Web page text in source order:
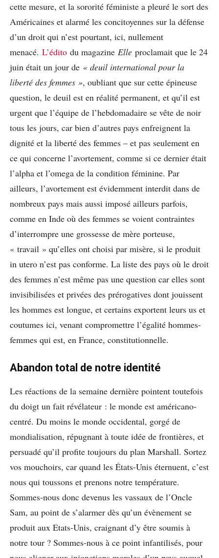
cette mesure, et la sororité féministe a pleuré le sort des
Américaines et alarmé les concitoyennes sur la défense
d’un droit qui n’est pourtant, ici, nullement
menacé. L’édito du magazine Elle proclamait que le 24
juin était un jour de « deuil international pour la
liberté des femmes », oubliant que sur cette épineuse
question, le deuil est en réalité permanent, et qu’il est
urgent que l’équipe de l’hebdomadaire se vête de noir
tous les jours, car bien d’autres pays enfreignent la
dignité et la liberté des femmes – et pas seulement en
ce qui concerne l’avortement, comme si ce dernier était
l’alpha et l’omega de la condition féminine. Par
ailleurs, l’avortement est évidemment interdit dans de
nombreux pays mais aussi imposé ailleurs parfois,
comme en Inde où des femmes se voient contraintes
d’interrompre une grossesse de mère porteuse,
« travail » qu’elles ont choisi par misère, si le produit
in utero n’est pas conforme. La liste des pays où le droit
des femmes n’est même pas une question car elles sont
invisibilisées et privées des prérogatives dont jouissent
les hommes est longue, et certains exportent leurs us et
coutumes ici, venant compromettre l’égalité hommes-
femmes qui est, en France, constitutionnelle.
Abandon total de notre identité
Les réactions de la semaine dernière pointent toutefois
du doigt un fait révélateur : le monde est américano-
centré. Du moins le monde occidental, gorgé de
mondialisation, répugnant à toute idée de frontières, et
persuadé qu’il profite toujours du plan Marshall. Sortez
vos mouchoirs, car quand les États-Unis éternuent, c’est
nous qui toussons et prenons notre température.
Sommes-nous donc devenus les vassaux de l’Oncle
Sam, au point de s’alarmer dès qu’un évènement se
produit aux Etats-Unis, craignant d’y être soumis à
notre tour ? Sommes-nous à ce point infantilisés, pour